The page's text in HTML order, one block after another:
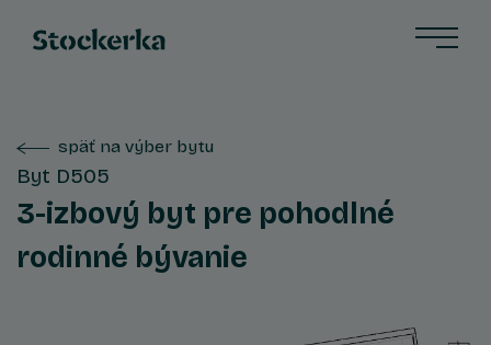
späť na výber bytu
Byt D505
3-izbový byt pre pohodlné
rodinné bývanie